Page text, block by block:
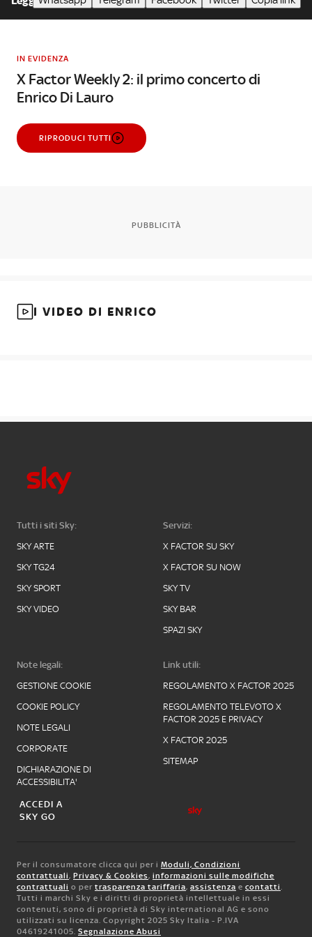
IN EVIDENZA
X Factor Weekly 2: il primo concerto di
Enrico Di Lauro
RIPRODUCI TUTTI
PUBBLICITÀ
I VIDEO DI ENRICO
Tutti i siti Sky:
SKY ARTE
SKY TG24
SKY SPORT
SKY VIDEO
Servizi:
X FACTOR SU SKY
X FACTOR SU NOW
SKY TV
SKY BAR
SPAZI SKY
Note legali:
GESTIONE COOKIE
COOKIE POLICY
NOTE LEGALI
CORPORATE
DICHIARAZIONE DI
ACCESSIBILITA'
Link utili:
REGOLAMENTO X FACTOR 2025
REGOLAMENTO TELEVOTO X
FACTOR 2025 E PRIVACY
X FACTOR 2025
SITEMAP
ACCEDI A
SKY GO
Per il consumatore clicca qui per i Moduli, Condizioni
contrattuali, Privacy & Cookies, informazioni sulle modifiche
contrattuali o per trasparenza tariffaria, assistenza e contatti.
Tutti i marchi Sky e i diritti di proprietà intellettuale in essi
contenuti, sono di proprietà di Sky international AG e sono
utilizzati su licenza. Copyright 2025 Sky Italia - P.IVA
04619241005. Segnalazione Abusi